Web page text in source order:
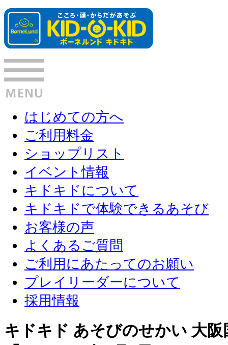
はじめての方へ
ご利用料金
ショップリスト
イベント情報
キドキドについて
キドキドで体験できるあそび
お客様の声
よくあるご質問
ご利用にあたってのお願い
プレイリーダーについて
採用情報
キドキド あそびのせかい 大